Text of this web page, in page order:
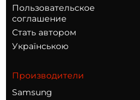
Пользовательское
соглашение
Стать автором
Українською
Производители
Samsung